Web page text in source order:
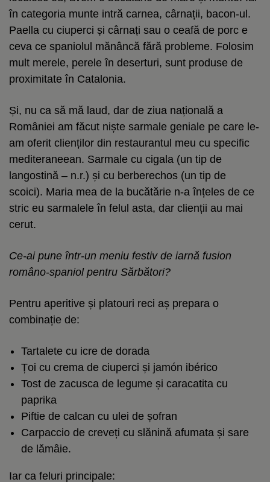
în categoria munte intră carnea, cârnații, bacon-ul.
Paella cu ciuperci și cârnați sau o ceafă de porc e
ceva ce spaniolul mănâncă fără probleme. Folosim
mult merele, perele în deserturi, sunt produse de
proximitate în Catalonia.
Și, nu ca să mă laud, dar de ziua națională a
României am făcut niște sarmale geniale pe care le-
am oferit clienților din restaurantul meu cu specific
mediteraneean. Sarmale cu cigala (un tip de
langostină – n.r.) și cu berberechos (un tip de
scoici). Maria mea de la bucătărie n-a înțeles de ce
stric eu sarmalele în felul asta, dar clienții au mai
cerut.
Ce-ai pune într-un meniu festiv de iarnă fusion
româno-spaniol pentru Sărbători?
Pentru aperitive și platouri reci aș prepara o
combinație de:
Tartalete cu icre de dorada
Țoi cu crema de ciuperci și jamón ibérico
Tost de zacusca de legume și caracatita cu
paprika
Piftie de calcan cu ulei de șofran
Carpaccio de creveți cu slănină afumata și sare
de lămâie.
Iar ca feluri principale: